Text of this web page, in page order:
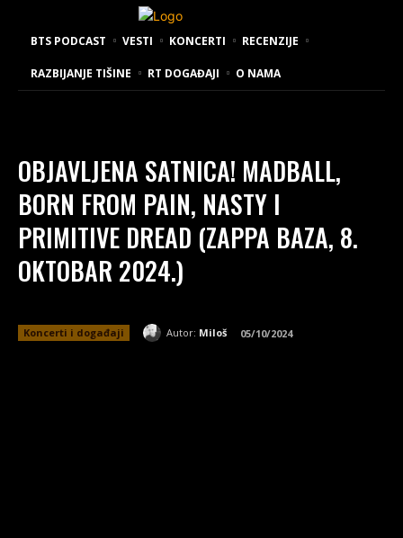
BTS PODCAST VESTI KONCERTI RECENZIJE
RAZBIJANJE TIŠINE RT DOGAĐAJI O NAMA
OBJAVLJENA SATNICA! MADBALL,
BORN FROM PAIN, NASTY I
PRIMITIVE DREAD (ZAPPA BAZA, 8.
OKTOBAR 2024.)
Koncerti i događaji Autor: Miloš 05/10/2024